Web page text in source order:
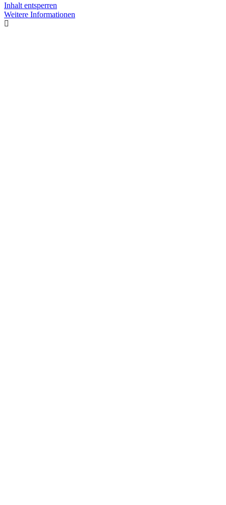
Inhalt entsperren
Weitere Informationen